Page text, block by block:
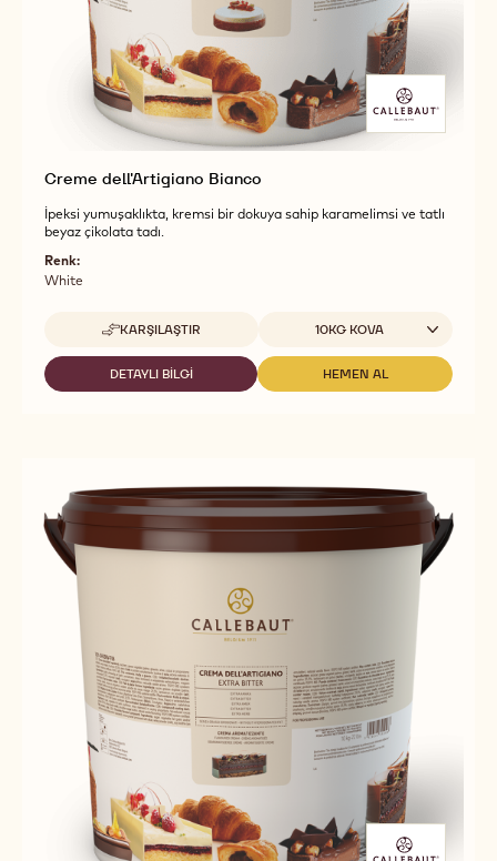
Creme dell'Artigiano Bianco
İpeksi yumuşaklıkta, kremsi bir dokuya sahip karamelimsi ve tatlı
beyaz çikolata tadı.
Renk:
White
KARŞILAŞTIR
-
CREME
DELL'ARTIGIANO
BIANCO
Uygun boyutlar
10KG KOVA
DETAYLI BILGI
-
HEMEN AL
-